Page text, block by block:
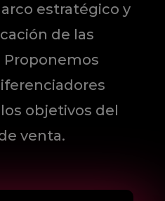
estratégico y
de las
Proponemos
objetivos del
venta.